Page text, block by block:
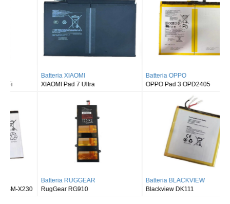
Batteria XIAOMI
XIAOMI Pad 7 Ultra
Batteria OPPO
OPPO Pad 3 OPD2405
Batteria RUGGEAR
RugGear RG910
Batteria BLACKVIEW
Blackview DK111